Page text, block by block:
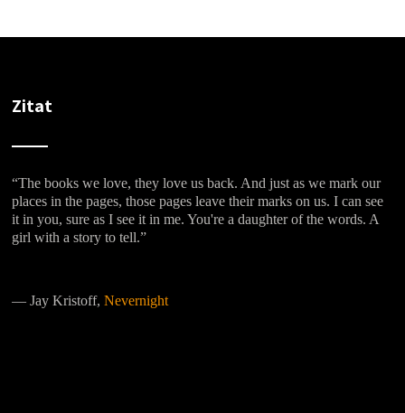
Zitat
“The books we love, they love us back. And just as we mark our
places in the pages, those pages leave their marks on us. I can see
it in you, sure as I see it in me. You're a daughter of the words. A
girl with a story to tell.”
―Jay Kristoff,Nevernight